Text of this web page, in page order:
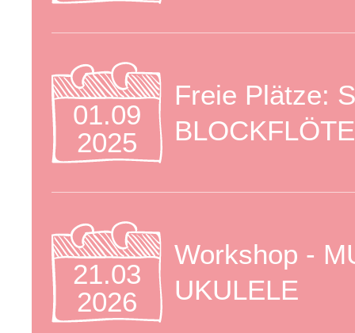
01.09
2025
Freie Plätze:
BLOCKFLÖTE
21.03
2026
Workshop -
UKULELE